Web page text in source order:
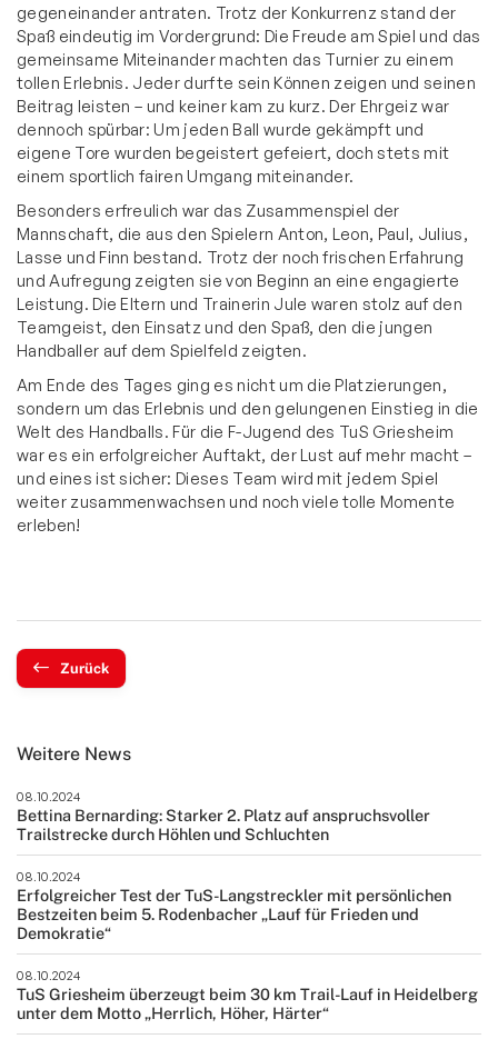
gegeneinander antraten. Trotz der Konkurrenz stand der
Spaß eindeutig im Vordergrund: Die Freude am Spiel und das
gemeinsame Miteinander machten das Turnier zu einem
tollen Erlebnis. Jeder durfte sein Können zeigen und seinen
Beitrag leisten – und keiner kam zu kurz. Der Ehrgeiz war
dennoch spürbar: Um jeden Ball wurde gekämpft und
eigene Tore wurden begeistert gefeiert, doch stets mit
einem sportlich fairen Umgang miteinander.
Besonders erfreulich war das Zusammenspiel der
Mannschaft, die aus den Spielern Anton, Leon, Paul, Julius,
Lasse und Finn bestand. Trotz der noch frischen Erfahrung
und Aufregung zeigten sie von Beginn an eine engagierte
Leistung. Die Eltern und Trainerin Jule waren stolz auf den
Teamgeist, den Einsatz und den Spaß, den die jungen
Handballer auf dem Spielfeld zeigten.
Am Ende des Tages ging es nicht um die Platzierungen,
sondern um das Erlebnis und den gelungenen Einstieg in die
Welt des Handballs. Für die F-Jugend des TuS Griesheim
war es ein erfolgreicher Auftakt, der Lust auf mehr macht –
und eines ist sicher: Dieses Team wird mit jedem Spiel
weiter zusammenwachsen und noch viele tolle Momente
erleben!
Zurück
Weitere News
08.10.2024
Bettina Bernarding: Starker 2. Platz auf anspruchsvoller
Trailstrecke durch Höhlen und Schluchten
08.10.2024
Erfolgreicher Test der TuS-Langstreckler mit persönlichen
Bestzeiten beim 5. Rodenbacher „Lauf für Frieden und
Demokratie“
08.10.2024
TuS Griesheim überzeugt beim 30 km Trail-Lauf in Heidelberg
unter dem Motto „Herrlich, Höher, Härter“